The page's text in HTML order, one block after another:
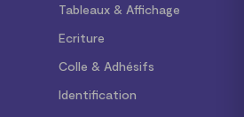
Tableaux & Affichage
Ecriture
Colle & Adhésifs
Identification